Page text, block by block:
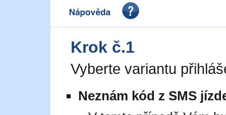
Nápověda
Krok č.1
Vyberte variantu
Neznám kód z SMS